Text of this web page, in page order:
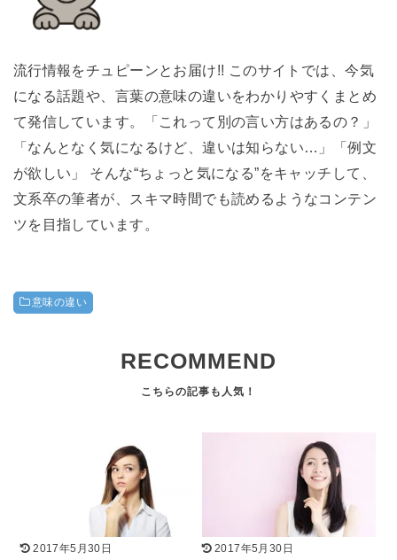
流行情報をチュピーンとお届け!! このサイトでは、今気
になる話題や、言葉の意味の違いをわかりやすくまとめ
て発信しています。「これって別の言い方はあるの？」
「なんとなく気になるけど、違いは知らない…」「例文
が欲しい」 そんな“ちょっと気になる”をキャッチして、
文系卒の筆者が、スキマ時間でも読めるようなコンテン
ツを目指しています。
意味の違い
RECOMMEND
2017年5月30日
2017年5月30日